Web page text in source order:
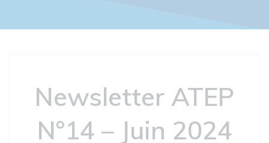
Newsletter ATEP
N°14 – Juin 2024